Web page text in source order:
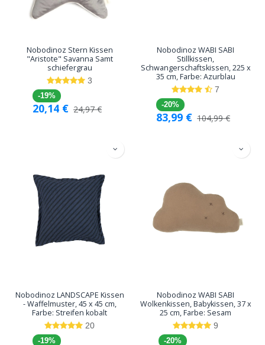
Nobodinoz Stern Kissen
"Aristote" Savanna Samt
schiefergrau
3
-19%
20,14 € 24,97€
Nobodinoz WABI SABI
Stillkissen,
Schwangerschaftskissen, 225 x
35 cm, Farbe: Azurblau
7
-20%
83,99 € 104,99€
Nobodinoz LANDSCAPE Kissen
- Waffelmuster, 45 x 45 cm,
Farbe: Streifen kobalt
20
-19%
Nobodinoz WABI SABI
Wolkenkissen, Babykissen, 37 x
25 cm, Farbe: Sesam
9
-20%